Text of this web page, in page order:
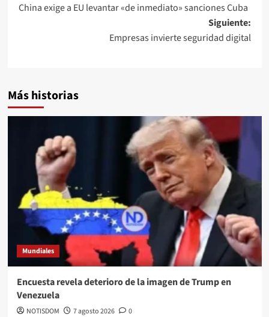
China exige a EU levantar «de inmediato» sanciones Cuba
Siguiente:
Empresas invierte seguridad digital
Más historias
Mundiales
Encuesta revela deterioro de la imagen de Trump en
Venezuela
NOTISDOM 7 agosto 2026 0